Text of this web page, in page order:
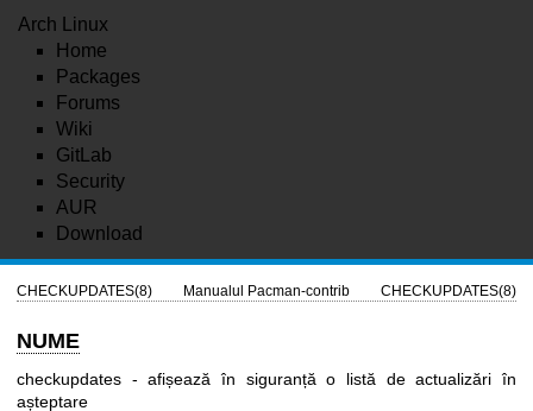
Arch Linux
Home
Packages
Forums
Wiki
GitLab
Security
AUR
Download
CHECKUPDATES(8) Manualul Pacman-contrib CHECKUPDATES(8)
NUME
checkupdates - afișează în siguranță o listă de actualizări în
așteptare